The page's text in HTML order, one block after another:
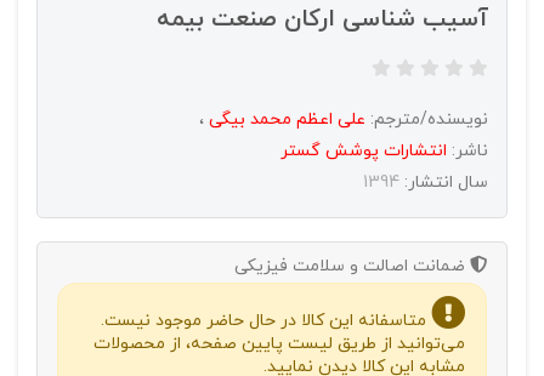
آسیب شناسی ارکان صنعت بیمه
نویسنده/مترجم: علی اعظم محمد بیگی ،
ناشر: انتشارات پوشش گستر
سال انتشار: 1394
ضمانت اصالت و سلامت فیزیکی
متاسفانه این کالا در حال حاضر موجود نیست.
می‌توانید از طریق لیست پایین صفحه، از محصولات
مشابه این کالا دیدن نمایید.